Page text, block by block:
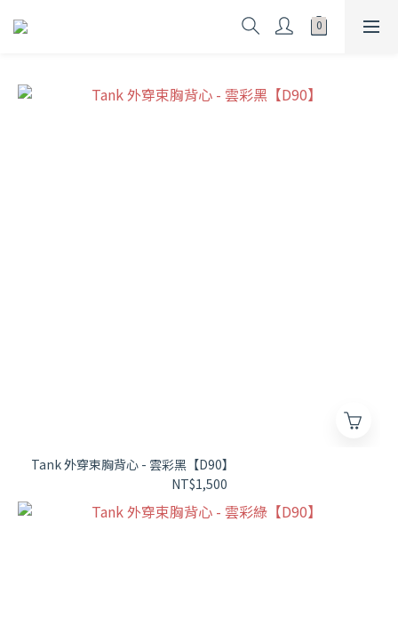
Tank 外穿束胸背心 - 雲彩黑【D90】
NT$1,500